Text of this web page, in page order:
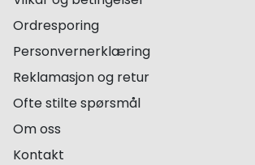
Ordresporing
Personvernerklæring
Reklamasjon og retur
Ofte stilte spørsmål
Om oss
Kontakt